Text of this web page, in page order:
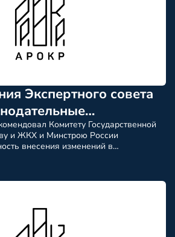
Экспертного совета
капремонту
Комитету Государственной
и ЖКХ и Минстрою России
внесения изменений в
ремонте МКД по
проблем, озвученных АРОКР, в
к проработке депутатским